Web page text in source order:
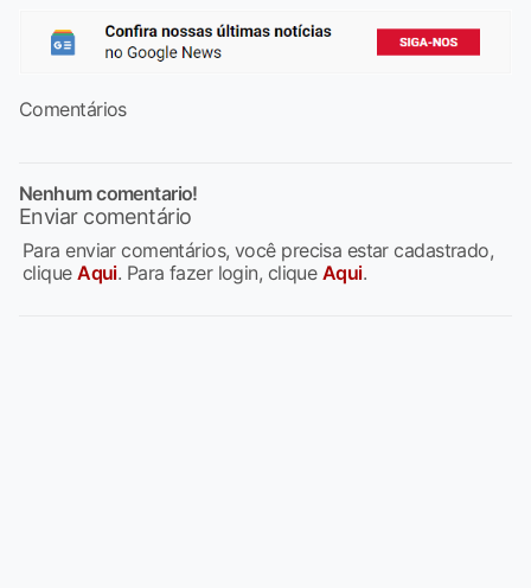
Comentários
Nenhum comentario!
Enviar comentário
Para enviar comentários, você precisa estar cadastrado,
cliqueAqui. Para fazer login, clique Aqui.